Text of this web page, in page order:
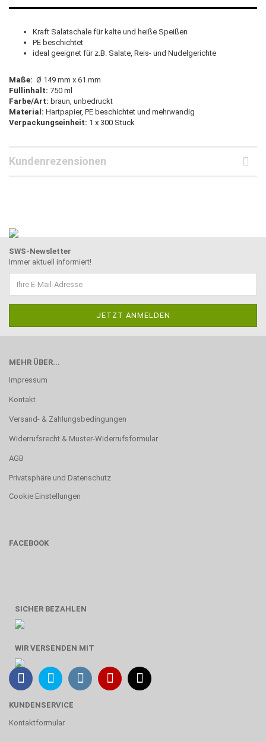
Kraft Salatschale für kalte und heiße Speißen
PE beschichtet
ideal geeignet für z.B. Salate, Reis- und Nudelgerichte
Maße: Ø 149 mm x 61 mm
Füllinhalt: 750 ml
Farbe/Art: braun, unbedruckt
Material: Hartpapier, PE beschichtet und mehrwandig
Verpackungseinheit: 1 x 300 Stück
Kundenrezensionen
SWS-Newsletter
Immer aktuell informiert!
MEHR ÜBER...
Impressum
Kontakt
Versand- & Zahlungsbedingungen
Widerrufsrecht & Muster-Widerrufsformular
AGB
Privatsphäre und Datenschutz
Cookie Einstellungen
FACEBOOK
SICHER BEZAHLEN
WIR VERSENDEN MIT
KUNDENSERVICE
Kontaktformular